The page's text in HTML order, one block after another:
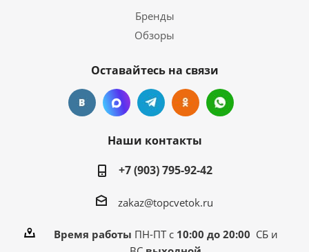
Бренды
Обзоры
Оставайтесь на связи
Наши контакты
+7 (903) 795-92-42
zakaz@topcvetok.ru
Время работы ПН-ПТ с 10:00 до 20:00 СБ и